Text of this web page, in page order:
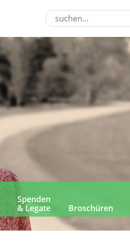
Spenden
& Legate
Broschüren